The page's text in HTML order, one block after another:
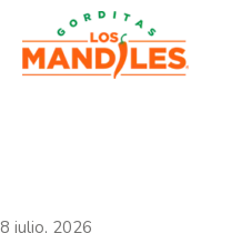
8 julio, 2026